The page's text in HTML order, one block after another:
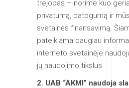
trejopas – norime kuo
privatumą, patogumą ir
svetainės finansavimą.
pateikiama daugiau
interneto svetainėje
jų naudojimo tikslus.
2. UAB “AKMI” naudoja